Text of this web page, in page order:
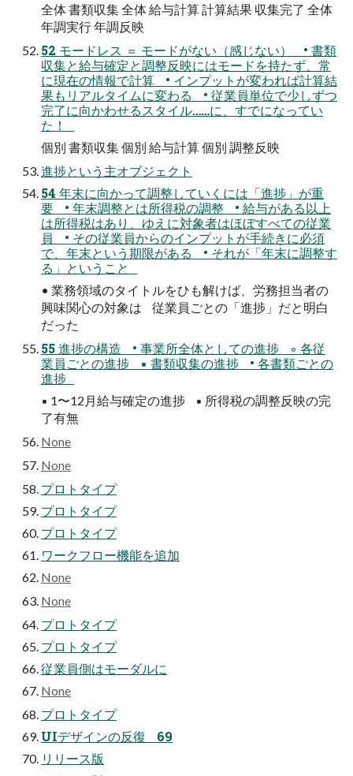
全体 書類収集 全体 給与計算 計算結果 収集完了 全体
年調実行 年調反映
52 モードレス ＝ モードがない（感じない） • 書類
収集と給与確定と調整反映にはモードを持たず、常
に現在の情報で計算 • インプットが変われば計算結
果もリアルタイムに変わる • 従業員単位で少しずつ
完了に向かわせるスタイル……に、すでになってい
た！
個別 書類収集 個別 給与計算 個別 調整反映
進捗という主オブジェクト
54 年末に向かって調整していくには「進捗」が重
要 • 年末調整とは所得税の調整 • 給与がある以上
は所得税はあり、ゆえに対象者はほぼすべての従業
員 • その従業員からのインプットが手続きに必須
で、年末という期限がある • それが「年末に調整す
る」ということ
• 業務領域のタイトルをひも解けば、労務担当者の
興味関心の対象は 従業員ごとの「進捗」だと明白
だった
55 進捗の構造 • 事業所全体としての進捗 ◦ 各従
業員ごとの進捗 ▪ 書類収集の進捗 • 各書類ごとの
進捗
▪ 1〜12月給与確定の進捗 ▪ 所得税の調整反映の完
了有無
None
None
プロトタイプ
プロトタイプ
プロトタイプ
ワークフロー機能を追加
None
None
プロトタイプ
プロトタイプ
従業員側はモーダルに
None
プロトタイプ
UIデザインの反復 69
リリース版